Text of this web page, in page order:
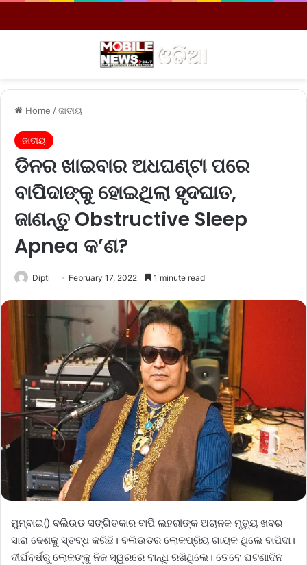
Home /ଜାତୀୟ
ଜାତୀୟ
ଡିନର ଖାଇବାର ଅଧଘଣ୍ଟା ପରେ
ବାପିଦାଙ୍କୁ ହୋଇଥିଲା ହୃଦଘାତ,
ଜାଣନ୍ତୁ Obstructive Sleep
Apnea କ’ଣ?
Dipti February 17, 2022 1 minute read
ମୁମ୍ବାଇ() ବଲିଉଡ ସଙ୍ଗିତକାର ବାପି ଲହରୀଙ୍କ ଅଚାନକ ମୃତ୍ୟୁ ଖବର
ସାରା ଦେଶକୁ ସ୍ତବ୍ଧ କରିଛି। ବଲିଉଡର ଲୋକପ୍ରିୟ ଗାୟକ ଥିଲେ ବାପିଦା।
ଦୀର୍ଘବର୍ଷରୁ ଲୋକଙ୍କୁ ନିଜ ସ୍ୱରରେ ବାନ୍ଧି ରଖିଥିଲେ। ତେବେ ଘଟଣାଦିନ